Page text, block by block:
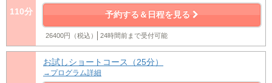
110分 予約する＆日程を見る
26400円（税込） 24時間前まで受付可能
お試しショートコース（25分）
→プログラム詳細